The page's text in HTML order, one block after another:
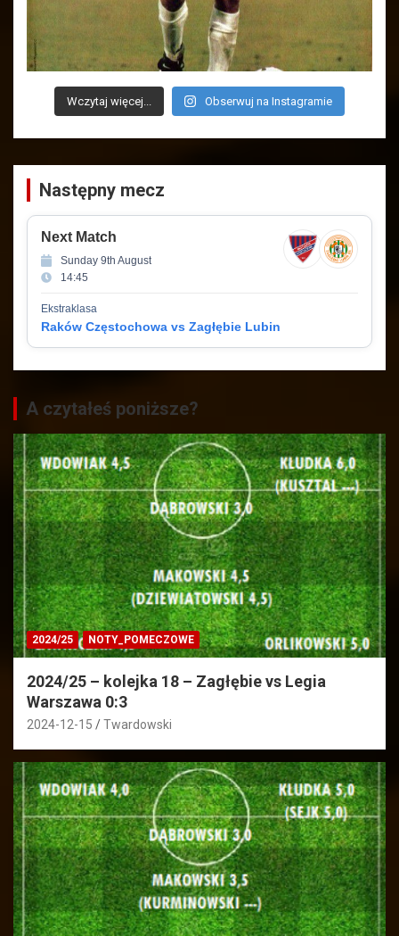
Wczytaj więcej... Obserwuj na Instagramie
Następny mecz
Next Match
Sunday 9th August
14:45
Ekstraklasa
Raków Częstochowa vs Zagłębie Lubin
A czytałeś poniższe?
2024/25 NOTY_POMECZOWE
2024/25 – kolejka 18 – Zagłębie vs Legia
Warszawa 0:3
2024-12-15 Twardowski